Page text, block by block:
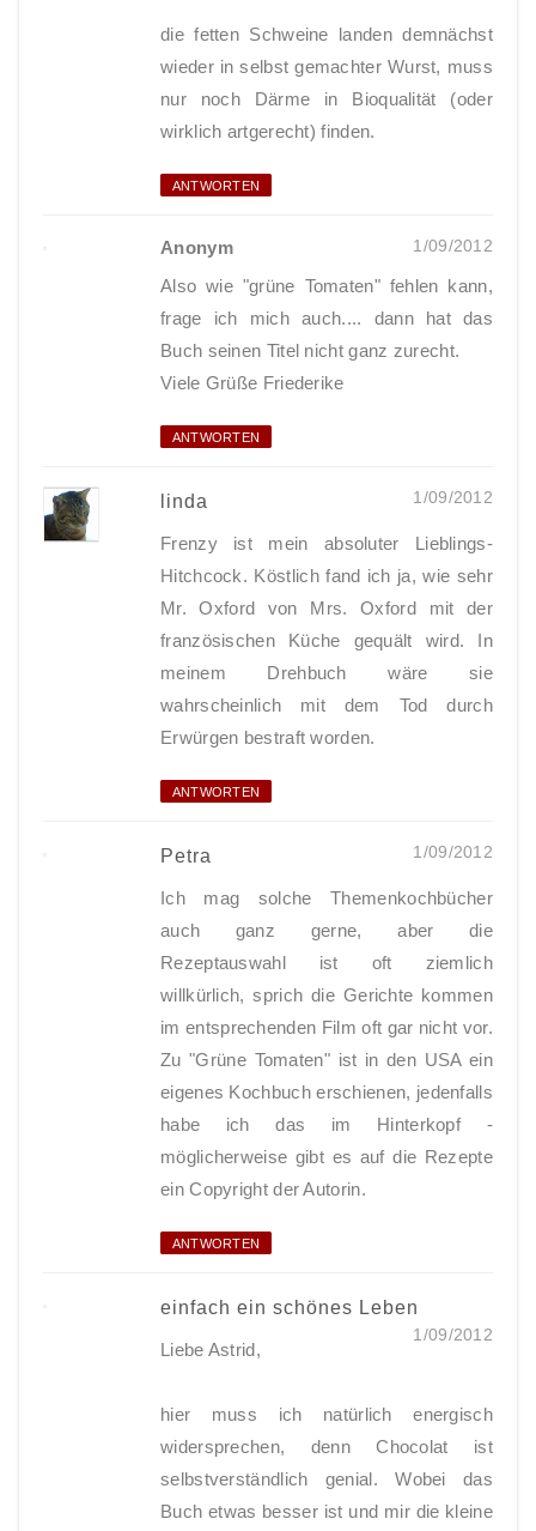
die fetten Schweine landen demnächst
wieder in selbst gemachter Wurst, muss
nur noch Därme in Bioqualität (oder
wirklich artgerecht) finden.
ANTWORTEN
Anonym 1/09/2012
Also wie "grüne Tomaten" fehlen kann,
frage ich mich auch.... dann hat das
Buch seinen Titel nicht ganz zurecht.
Viele Grüße Friederike
ANTWORTEN
linda 1/09/2012
Frenzy ist mein absoluter Lieblings-
Hitchcock. Köstlich fand ich ja, wie sehr
Mr. Oxford von Mrs. Oxford mit der
französischen Küche gequält wird. In
meinem Drehbuch wäre sie
wahrscheinlich mit dem Tod durch
Erwürgen bestraft worden.
ANTWORTEN
Petra 1/09/2012
Ich mag solche Themenkochbücher
auch ganz gerne, aber die
Rezeptauswahl ist oft ziemlich
willkürlich, sprich die Gerichte kommen
im entsprechenden Film oft gar nicht vor.
Zu "Grüne Tomaten" ist in den USA ein
eigenes Kochbuch erschienen, jedenfalls
habe ich das im Hinterkopf -
möglicherweise gibt es auf die Rezepte
ein Copyright der Autorin.
ANTWORTEN
einfach ein schönes Leben
1/09/2012
Liebe Astrid,
hier muss ich natürlich energisch
widersprechen, denn Chocolat ist
selbstverständlich genial. Wobei das
Buch etwas besser ist und mir die kleine